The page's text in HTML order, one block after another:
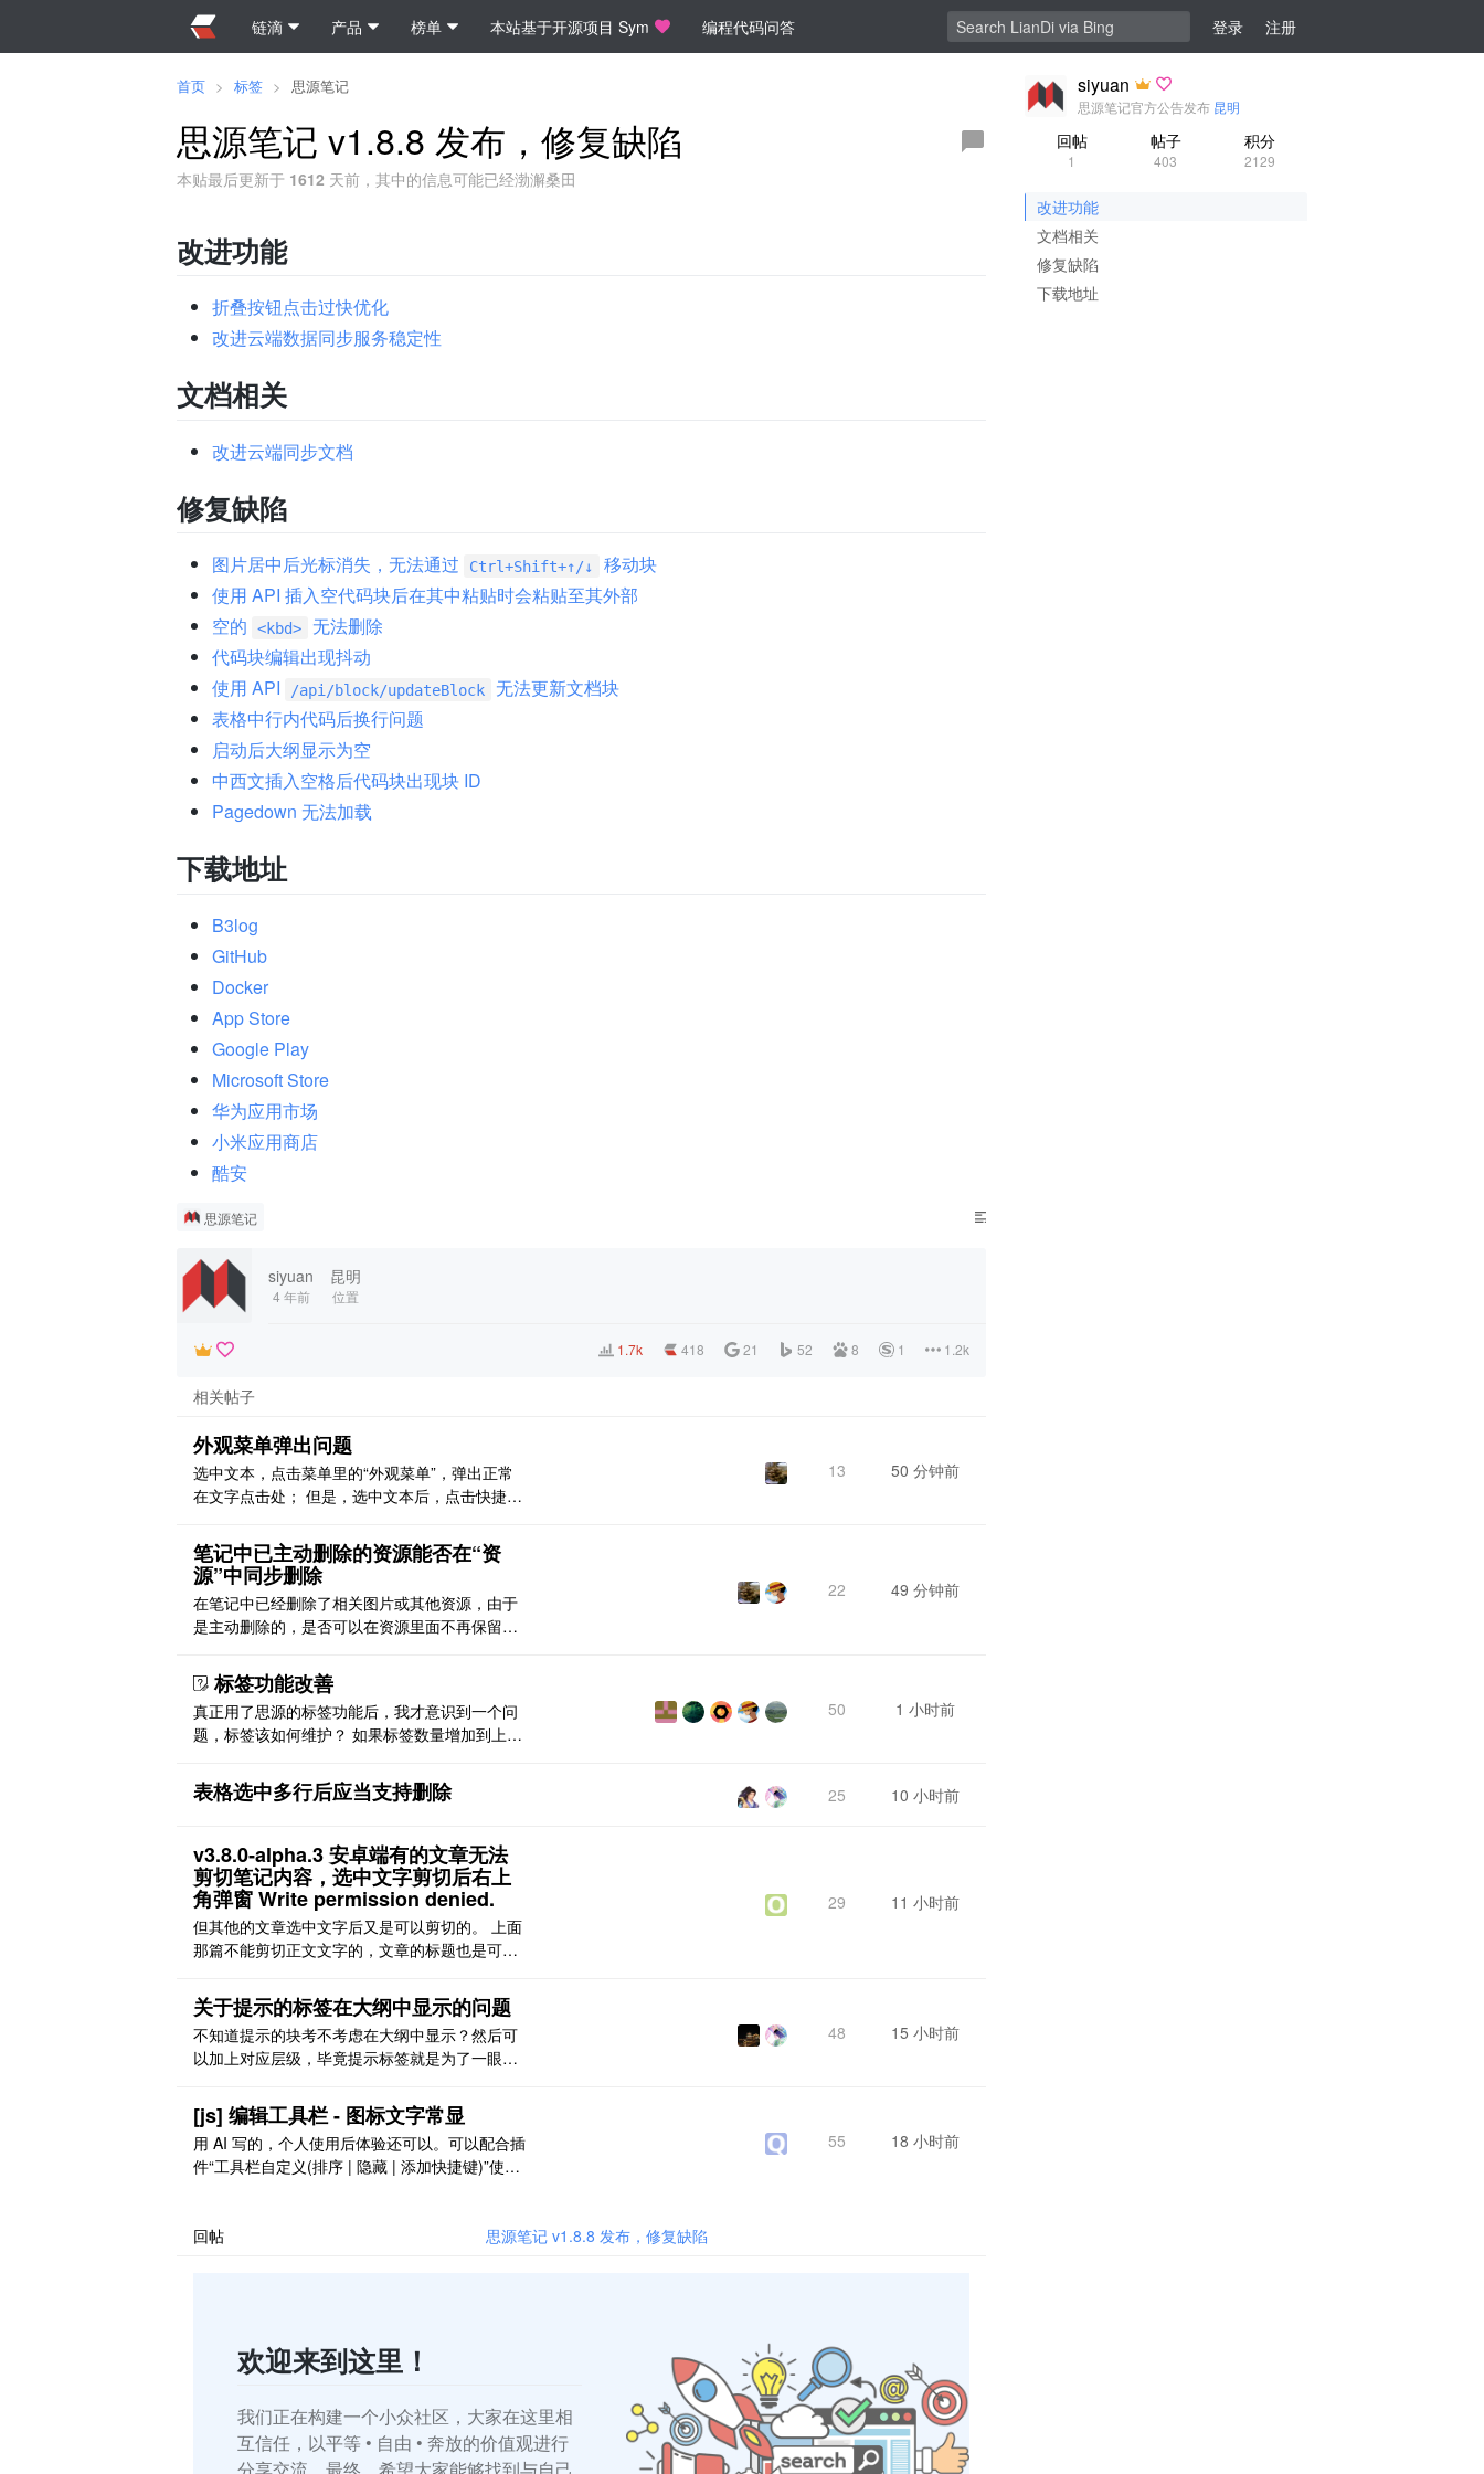
链滴 产品 榜单 本站基于开源项目 Sym 编程代码问答 登录 注册
首页 > 标签 > 思源笔记
思源笔记 v1.8.8 发布，修复缺陷
本贴最后更新于 1612 天前，其中的信息可能已经渤澥桑田
改进功能
折叠按钮点击过快优化
改进云端数据同步服务稳定性
文档相关
改进云端同步文档
修复缺陷
图片居中后光标消失，无法通过 Ctrl+Shift+↑/↓
移动块
使用 API 插入空代码块后在其中粘贴时会粘贴至其外部
空的
<kbd>
无法删除
代码块编辑出现抖动
使用 API
/api/block/updateBlock
无法更新文档块
表格中行内代码后换行问题
启动后大纲显示为空
中西文插入空格后代码块出现块 ID
Pagedown 无法加载
下载地址
B3log
GitHub
Docker
App Store
Google Play
Microsoft Store
华为应用市场
小米应用商店
酷安
思源笔记
siyuan
4 年前
昆明
位置
1.7k 418 21 52 8 1 1.2k
相关帖子
外观菜单弹出问题
选中文本，点击菜单里的“外观菜单”，弹出正常
在文字点击处； 但是，选中文本后，点击快捷菜
跟随选中文字 之前正常
13 50 分钟前
笔记中已主动删除的资源能否在“资
源”中同步删除
在笔记中已经删除了相关图片或其他资源，由于
是主动删除的，是否可以在资源里面不再保留相
22 49 分钟前
标签功能改善
真正用了思源的标签功能后，我才意识到一个问
题，标签该如何维护？ 如果标签数量增加到上百
标签通过/符号进行层级划分，但不提供次级标签
搜索，除非会正则或 sql。 标签分级还有另一个
级…… 2，众多标签难以记忆，如半年前打上“吃
货”标签， ..
50 1 小时前
表格选中多行后应当支持删除 25 10 小时前
v3.8.0‑alpha.3 安卓端有的文章无法
剪切笔记内容，选中文字剪切后右上
角弹窗 Write permission denied.
但其他的文章选中文字后又是可以剪切的。 上面
那篇不能剪切正文文字的，文章的标题也是可以
剪切原来应该也出现过其他文章的正文内容也不
能剪切的弹窗提示
29 11 小时前
关于提示的标签在大纲中显示的问题
不知道提示的块考不考虑在大纲中显示？然后可
以加上对应层级，毕竟提示标签就是为了一眼看
48 15 小时前
[js] 编辑工具栏 - 图标文字常显
用 AI 写的，个人使用后体验还可以。可以配合插
件“工具栏自定义(排序 | 隐藏 | 添加快捷键)”使
========================= 思源笔记编辑工
55 18 小时前
回帖 思源笔记 v1.8.8 发布，修复缺陷
欢迎来到这里！
我们正在构建一个小众社区，大家在这里相
互信任，以平等 • 自由 • 奔放的价值观进行
siyuan
思源笔记官方公告发布 昆明
回帖
1
帖子
403
积分
2129
改进功能
文档相关
修复缺陷
下载地址